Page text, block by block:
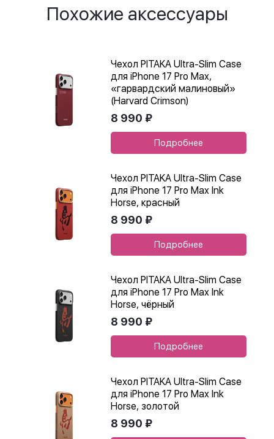
Похожие аксессуары
Чехол PITAKA Ultra-Slim Case
для iPhone 17 Pro Max,
«гарвардский малиновый»
(Harvard Crimson)
8 990 ₽
Подробнее
Чехол PITAKA Ultra-Slim Case
для iPhone 17 Pro Max Ink
Horse, красный
8 990 ₽
Подробнее
Чехол PITAKA Ultra-Slim Case
для iPhone 17 Pro Max Ink
Horse, чёрный
8 990 ₽
Подробнее
Чехол PITAKA Ultra-Slim Case
для iPhone 17 Pro Max Ink
Horse, золотой
8 990 ₽